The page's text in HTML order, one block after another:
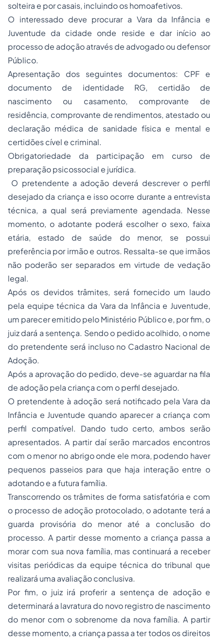
solteira e por casais, incluindo os homoafetivos.
O interessado deve procurar a Vara da Infância e
Juventude da cidade onde reside e dar início ao
processo de adoção através de advogado ou defensor
Público.
Apresentação dos seguintes documentos: CPF e
documento de identidade RG, certidão de
nascimento ou casamento, comprovante de
residência, comprovante de rendimentos, atestado ou
declaração médica de sanidade física e mental e
certidões cível e criminal.
Obrigatoriedade da participação em curso de
preparação psicossocial e jurídica.
O pretendente a adoção deverá descrever o perfil
desejado da criança e isso ocorre durante a entrevista
técnica, a qual será previamente agendada. Nesse
momento, o adotante poderá escolher o sexo, faixa
etária, estado de saúde do menor, se possui
preferência por irmão e outros. Ressalta-se que irmãos
não poderão ser separados em virtude de vedação
legal.
Após os devidos trâmites, será fornecido um laudo
pela equipe técnica da Vara da Infância e Juventude,
um parecer emitido pelo Ministério Público e, por fim, o
juiz dará a sentença. Sendo o pedido acolhido, o nome
do pretendente será incluso no Cadastro Nacional de
Adoção.
Após a aprovação do pedido, deve-se aguardar na fila
de adoção pela criança com o perfil desejado.
O pretendente à adoção será notificado pela Vara da
Infância e Juventude quando aparecer a criança com
perfil compatível. Dando tudo certo, ambos serão
apresentados. A partir daí serão marcados encontros
com o menor no abrigo onde ele mora, podendo haver
pequenos passeios para que haja interação entre o
adotando e a futura família.
Transcorrendo os trâmites de forma satisfatória e com
o processo de adoção protocolado, o adotante terá a
guarda provisória do menor até a conclusão do
processo. A partir desse momento a criança passa a
morar com sua nova família, mas continuará a receber
visitas periódicas da equipe técnica do tribunal que
realizará uma avaliação conclusiva.
Por fim, o juiz irá proferir a sentença de adoção e
determinará a lavratura do novo registro de nascimento
do menor com o sobrenome da nova família. A partir
desse momento, a criança passa a ter todos os direitos